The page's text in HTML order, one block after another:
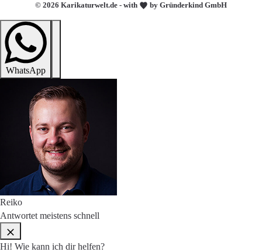
© 2026 Karikaturwelt.de - with by Gründerkind GmbH
WhatsApp
Reiko
Antwortet meistens schnell
Hi! Wie kann ich dir helfen?